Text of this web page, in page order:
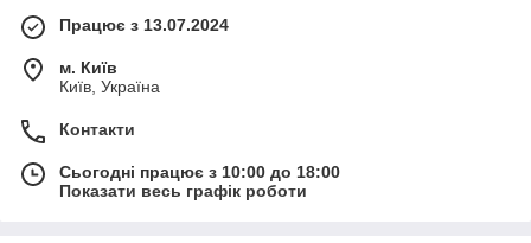
Працює з 13.07.2024
м. Київ
Київ, Україна
Контакти
Сьогодні працює з 10:00 до 18:00
Показати весь графік роботи